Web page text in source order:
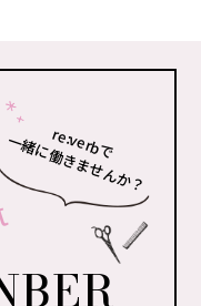
re:verbで
一緒に働きませんか？